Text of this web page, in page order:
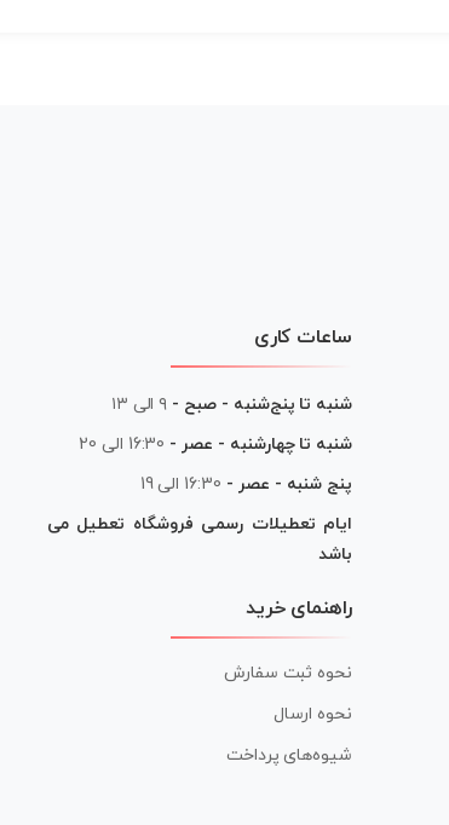
ساعات کاری
شنبه تا پنج‌شنبه - صبح - ۹ الی ۱۳
شنبه تا چهارشنبه - عصر - 16:30 الی 20
پنج شنبه - عصر - 16:30 الی 19
ایام تعطیلات رسمی فروشگاه تعطیل می
باشد
راهنمای خرید
نحوه ثبت سفارش
نحوه ارسال
شیوه‌های پرداخت